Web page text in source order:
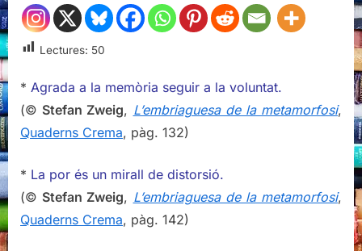
de
L’embriaguesa
metamorfosi,
Zweig
(II)
Lectures: 50
* Agrada a la memòria seguir a la voluntat.
(© Stefan Zweig, L’embriaguesa de la metamorfosi,
Quaderns Crema, pàg. 132)
* La por és un mirall de distorsió.
(© Stefan Zweig, L’embriaguesa de la metamorfosi,
Quaderns Crema, pàg. 142)